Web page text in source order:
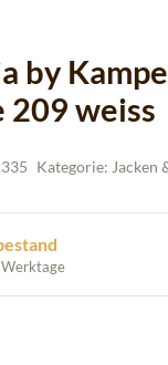
by
209 weiss
Kategorie: Jacken